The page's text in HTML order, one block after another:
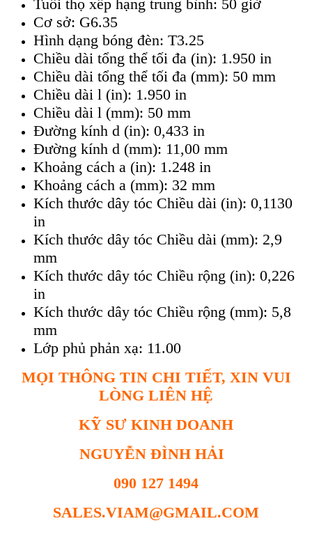
Tuổi thọ xếp hạng trung bình: 50 giờ
Cơ sở: G6.35
Hình dạng bóng đèn: T3.25
Chiều dài tổng thể tối đa (in): 1.950 in
Chiều dài tổng thể tối đa (mm): 50 mm
Chiều dài l (in): 1.950 in
Chiều dài l (mm): 50 mm
Đường kính d (in): 0,433 in
Đường kính d (mm): 11,00 mm
Khoảng cách a (in): 1.248 in
Khoảng cách a (mm): 32 mm
Kích thước dây tóc Chiều dài (in): 0,1130
in
Kích thước dây tóc Chiều dài (mm): 2,9
mm
Kích thước dây tóc Chiều rộng (in): 0,226
in
Kích thước dây tóc Chiều rộng (mm): 5,8
mm
Lớp phủ phản xạ: 11.00
MỌI THÔNG TIN CHI TIẾT, XIN VUI
LÒNG LIÊN HỆ
KỸ SƯ KINH DOANH
NGUYỄN ĐÌNH HẢI
090 127 1494
SALES.VIAM@GMAIL.COM